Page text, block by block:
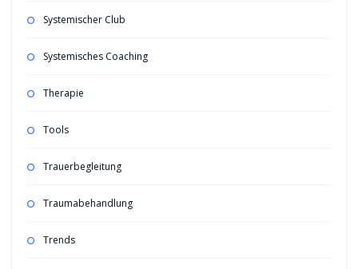
Systemischer Club
Systemisches Coaching
Therapie
Tools
Trauerbegleitung
Traumabehandlung
Trends